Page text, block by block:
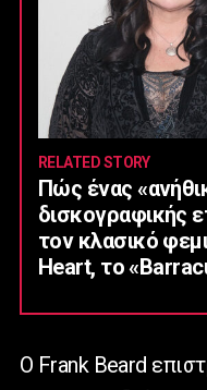
RELATED STORY
Πώς ένας
δισκογραφικής
τον κλασικό
Heart, το
Ο Frank Beard